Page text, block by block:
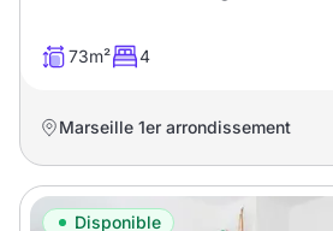
73m² 4
Marseille 1er arrondissement
Disponible